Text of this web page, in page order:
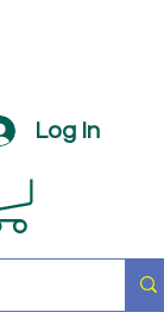
Log In